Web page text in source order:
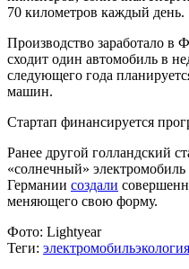
70 километров каждый день.
Производство заработало в
сходит один автомобиль в
следующего года
машин.
Стартап финансируется
Ранее другой голландский
«солнечный» электромобиль
Германии создали
меняющего свою форму.
Фото: Lightyear
Теги: электромобильэкология